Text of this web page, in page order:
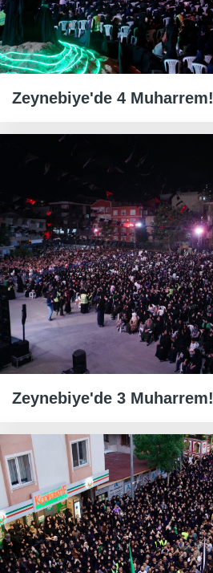
Zeynebiye'de 4 Muharrem!
Zeynebiye'de 3 Muharrem!